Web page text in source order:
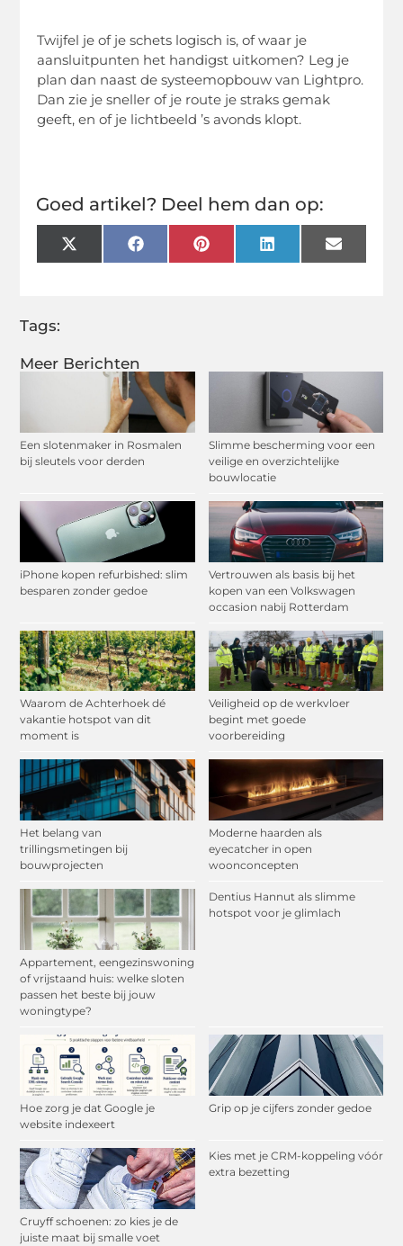
Meer Berichten
Een slotenmaker in Rosmalen
bij sleutels voor derden
Slimme bescherming voor een
veilige en overzichtelijke
bouwlocatie
iPhone kopen refurbished: slim
besparen zonder gedoe
Vertrouwen als basis bij het
kopen van een Volkswagen
occasion nabij Rotterdam
Waarom de Achterhoek dé
vakantie hotspot van dit
moment is
Veiligheid op de werkvloer
begint met goede
voorbereiding
Het belang van
trillingsmetingen bij
bouwprojecten
Moderne haarden als
eyecatcher in open
woonconcepten
Appartement, eengezinswoning
of vrijstaand huis: welke sloten
passen het beste bij jouw
woningtype?
Dentius Hannut als slimme
hotspot voor je glimlach
Hoe zorg je dat Google je
website indexeert
Grip op je cijfers zonder gedoe
Cruyff schoenen: zo kies je de
juiste maat bij smalle voet
Kies met je CRM-koppeling vóór
extra bezetting
Twijfel je of je schets logisch is, of waar je
aansluitpunten het handigst uitkomen? Leg je
plan dan naast de systeemopbouw van Lightpro.
Dan zie je sneller of je route je straks gemak
geeft, en of je lichtbeeld ’s avonds klopt.
Goed artikel? Deel hem dan op:
X
(Twitter)
FacebookPinterestLinkedInEmail
Tags: